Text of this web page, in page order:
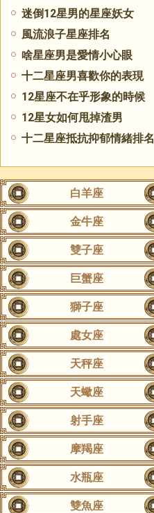
迷倒12星男的星座妖女
風流浪子星座排名
啥星座男是愛情小心眼
十二星座男喜歡你的表現
12星座不在乎形象的時候
12星女如何甩掉渣男
十二星座抵抗抑郁情緒排名
白羊座
金牛座
雙子座
巨蟹座
獅子座
處女座
天秤座
天蠍座
射手座
摩羯座
水瓶座
雙魚座